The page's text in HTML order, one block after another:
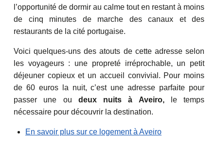
l’opportunité de dormir au calme tout en restant à moins
de cinq minutes de marche des canaux et des
restaurants de la cité portugaise.
Voici quelques-uns des atouts de cette adresse selon
les voyageurs : une propreté irréprochable, un petit
déjeuner copieux et un accueil convivial. Pour moins
de 60 euros la nuit, c’est une adresse parfaite pour
passer une ou deux nuits à Aveiro,le temps
nécessaire pour découvrir la destination.
En savoir plus sur ce logement à Aveiro